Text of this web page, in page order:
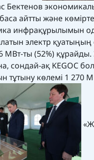
айтты және
инфрақұрылымын
электр қуатыңың
МВт-ты (52%)
сондай-ақ KEGOC
тұтыну көлемі 1